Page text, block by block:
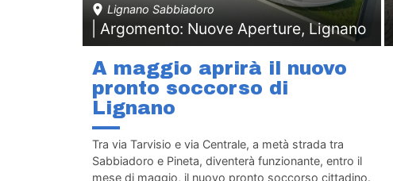
Lignano Sabbiadoro
| Argomento: Nuove Aperture, Lignano
A maggio aprirà il nuovo
pronto soccorso di
Lignano
Tra via Tarvisio e via Centrale, a metà strada tra
Sabbiadoro e Pineta, diventerà funzionante, entro il
mese di maggio, il nuovo pronto soccorso cittadino.